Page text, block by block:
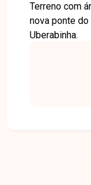
Terreno com
nova ponte do
Uberabinha.